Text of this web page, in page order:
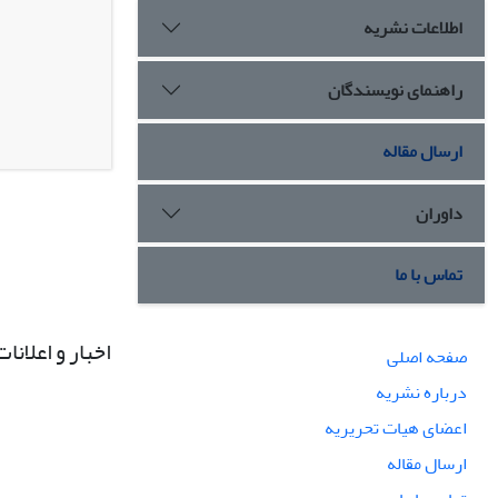
اطلاعات نشریه
راهنمای نویسندگان
ارسال مقاله
داوران
تماس با ما
صفحه اصلی
درباره نشریه
اعضای هیات تحریریه
ارسال مقاله
اخبار و